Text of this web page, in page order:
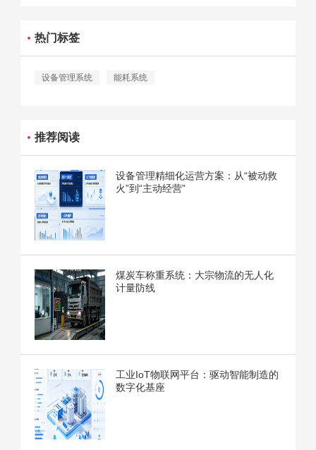
热门标签
设备管理系统 能耗系统
推荐阅读
设备管理精细化运营方案：从“被动救
火”到“主动经营”
煤炭车称重系统：大宗物流的无人化
计量防线
工业IoT物联网平台：驱动智能制造的
数字化基座